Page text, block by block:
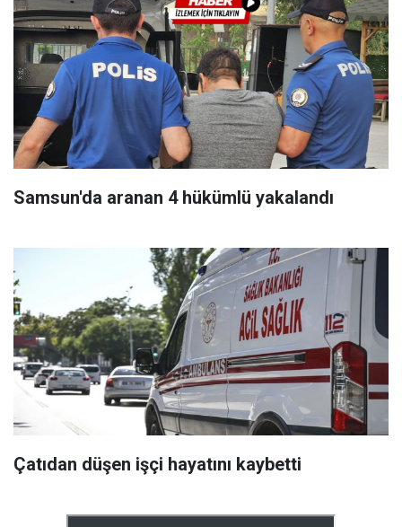
Samsun'da aranan 4 hükümlü yakalandı
Çatıdan düşen işçi hayatını kaybetti